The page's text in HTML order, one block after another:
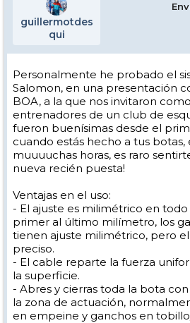
guillermotdes
qui
Personalmente he probado el
Salomon, en una presentación
BOA, a la que nos invitaron
entrenadores de un club de
fueron buenísimas desde el
cuando estás hecho a tus botas,
muuuuchas horas, es raro
nueva recién puesta!
Ventajas en el uso:
- El ajuste es milimétrico en
primer al último milímetro, los
tienen ajuste milimétrico, pero
preciso.
- El cable reparte la fuerza
la superficie.
- Abres y cierras toda la bota
la zona de actuación,
en empeine y ganchos en